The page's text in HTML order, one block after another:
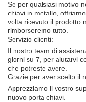
Se per qualsiasi motivo
chiavi in metallo,
volta ricevuto il prodotto
rimborseremo tutto.
Servizio clienti:
Il nostro team di
giorni su 7, per aiutarvi
che potreste avere.
Grazie per aver scelto il
Apprezziamo il vostro
nuovo porta chiavi.